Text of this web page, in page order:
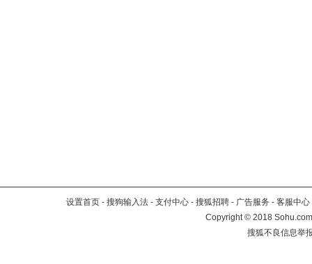
设置首页 - 搜狗输入法 - 支付中心 - 搜狐招聘 - 广告服务 - 客服中心
Copyright©2018
搜狐不良信息举